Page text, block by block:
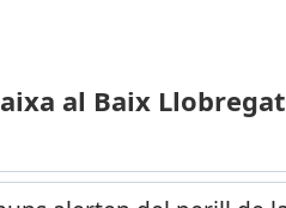
al Baix Llobregat